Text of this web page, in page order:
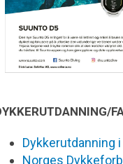
Dykkerutdanning
Norges